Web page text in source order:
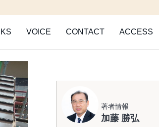
VOICE CONTACT ACCESS
著者情報
加藤 勝弘